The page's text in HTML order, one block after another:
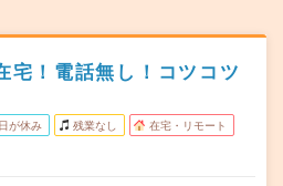
宅！電話無し！コツコツ
が休み 残業なし 在宅・リモート